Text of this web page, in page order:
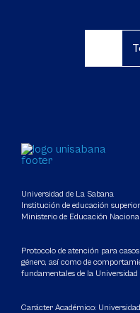
Universidad de La Sabana
Institución de educación
Ministerio de Educación Nacional
Protocolo de atención para
género, así como de
fundamentales de la Universidad
Carácter Académico: Universidad